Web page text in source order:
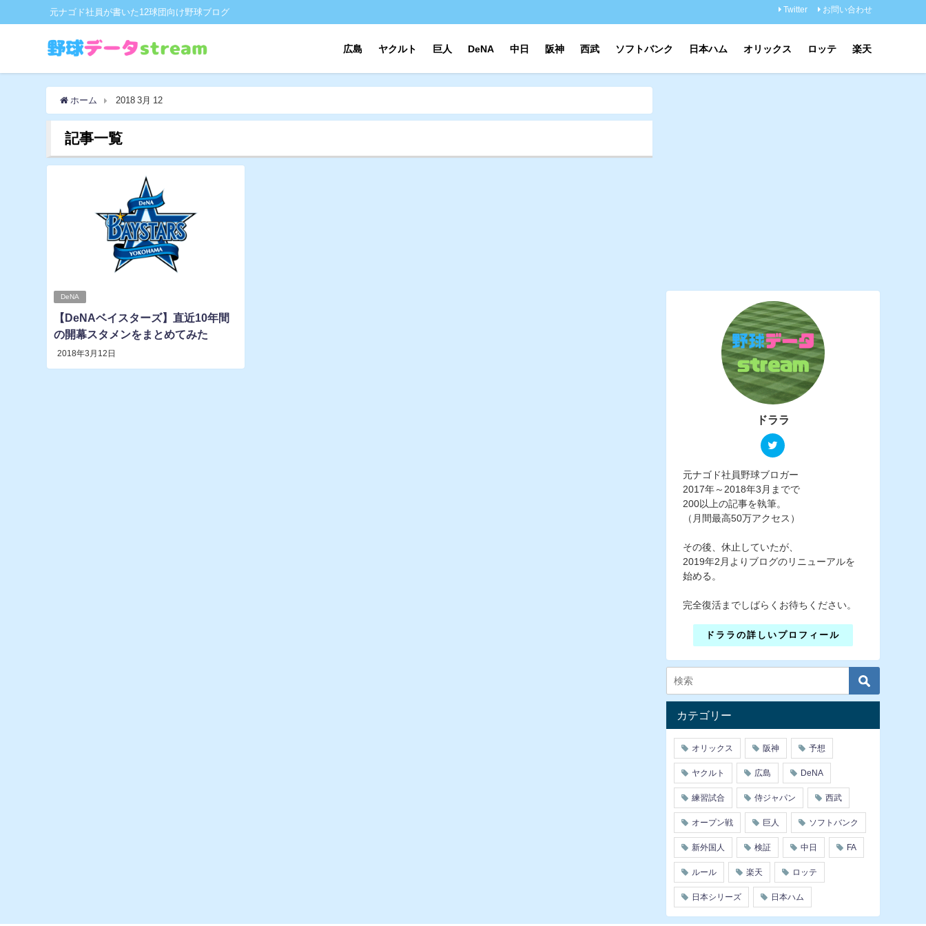
元ナゴド社員が書いた12球団向け野球ブログ Twitter お問い合わせ
広島 ヤクルト 巨人 DeNA 中日 阪神 西武 ソフトバンク 日本ハム オリックス ロッテ 楽天
ホーム 2018 3月 12
記事一覧
DeNA
【DeNAベイスターズ】直近10年間
の開幕スタメンをまとめてみた
2018年3月12日
ドララ
元ナゴド社員野球ブロガー
2017年～2018年3月までで
200以上の記事を執筆。
（月間最高50万アクセス）
その後、休止していたが、
2019年2月よりブログのリニューアルを
始める。
完全復活までしばらくお待ちください。
ドララの詳しいプロフィール
カテゴリー
オリックス 阪神 予想
ヤクルト 広島 DeNA
練習試合 侍ジャパン 西武
オープン戦 巨人 ソフトバンク
新外国人 検証 中日 FA
ルール 楽天 ロッテ
日本シリーズ 日本ハム